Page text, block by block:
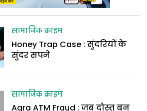
सामाजिक क्राइम
Honey Trap Case : सुंदरियों के
सुंदर सपने
सामाजिक क्राइम
Agra ATM Fraud : जब दोस्त बन